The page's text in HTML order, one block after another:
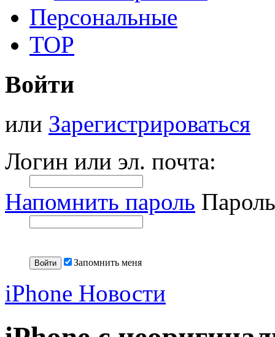
Персональные
TOP
Войти
или Зарегистрироваться
Логин или эл. почта:
Напомнить пароль
Запомнить меня
iPhone Новости